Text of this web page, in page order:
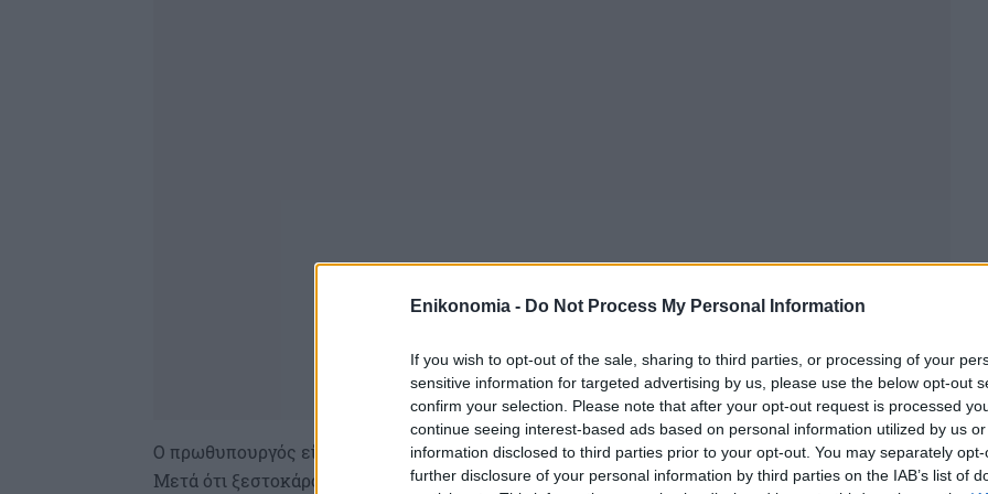
Enikonomia - Do Not Process My Personal Information
If you wish to opt-out of the sale, sharing to third parties, or processing of your
sensitive information for targeted advertising by us, please use the below opt-out
confirm your selection. Please note that after your opt-out request is processed
continue seeing interest-based ads based on personal information utilized by us
information disclosed to third parties prior to your opt-out. You may separately
further disclosure of your personal information by third parties on the IAB’s list of
Ο πρωθυπουργός είπε χαρακτηριστικά ότι «στην αρχή μας λέγατε ότι δεν υπάρχουν εμβόλια.
Μετά ότι ξεστοκάρονται, οδηγώντας στην υπονόμευση ενός εκ των εμβολίων. Να αφήσω στην